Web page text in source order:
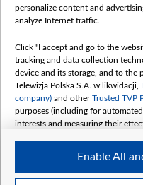
personalize content and
analyze Internet traffic.
Click "I accept and go to the
tracking and data collection
device and its storage, and to the
Telewizja Polska S.A. w likwidacji,
company) and otherTrusted TVP
purposes (including for
interests and measuring their
The purposes of processing your
follows:
Enable All